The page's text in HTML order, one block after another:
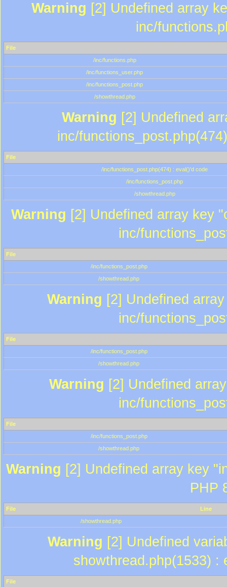
Warning [2] Undefined array
inc/
File
/inc/functions.php
/inc/functions_user.php
/inc/functions_post.php
/showthread.php
Warning [2] Undefined
inc/
File
/inc/functions_post.php(474) : eval()'d code
/inc/functions_post.php
/showthread.php
Warning [2] Undefined array key
inc/
File
/inc/functions_post.php
/showthread.php
Warning [2] Undefined
inc/
File
/inc/functions_post.php
/showthread.php
Warning [2] Undefined
inc/
File
/inc/functions_post.php
/showthread.php
Warning [2] Undefined array key
PHP
File
Line
/showthread.php
Warning [2] Undefined
showthread.php(1533) :
File